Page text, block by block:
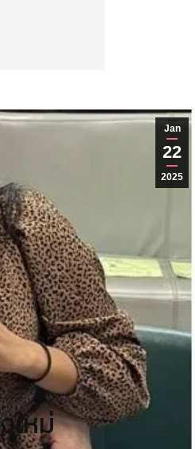
Jan
22
2025
ใหม่